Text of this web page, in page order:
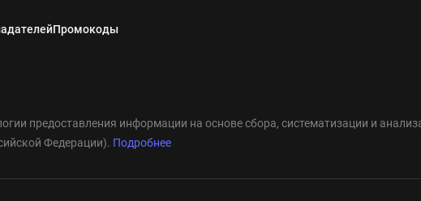
Промокоды
предоставления информации на основе сбора, систематизации и
Федерации). Подробнее